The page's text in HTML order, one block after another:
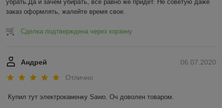
убрать.Да и зачем убирать, все равно же придет. Не советую даже
заказ оформлять, жалейте время свое.
Сделка подтверждена через корзину
06.07.2020
Андрей
Отлично
Купил тут электрокаменку Sawo. Оч доволен товаром.